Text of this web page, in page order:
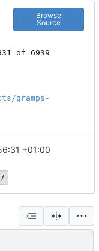
Browse
Source
of 6939
gramps-
+01:00